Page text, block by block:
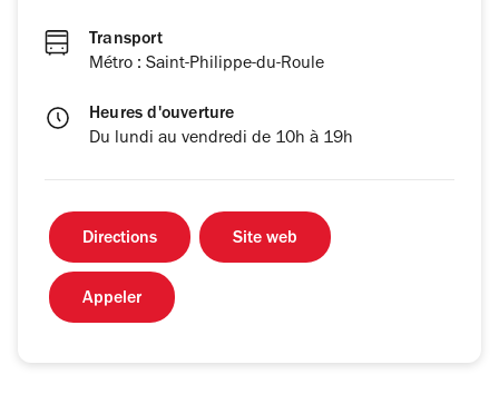
Transport
Métro : Saint-Philippe-du-Roule
Heures d'ouverture
Du lundi au vendredi de 10h à 19h
Directions Site web
Appeler